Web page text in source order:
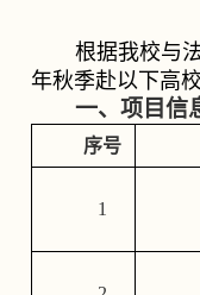
根据我校与
年秋季赴以下高
一、项目信
序号
1